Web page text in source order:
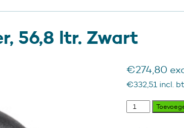
56,8 ltr. Zwart
€274,80
€332,51 incl.
Ronde
Marshal